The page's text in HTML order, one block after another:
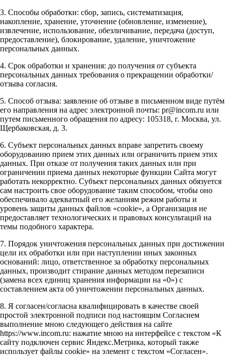
3. Способы обработки: сбор, запись, систематизация,
накопление, хранение, уточнение (обновление, изменение),
извлечение, использование, обезличивание, передача (доступ,
предоставление), блокирование, удаление, уничтожение
персональных данных.
4. Срок обработки и хранения: до получения от субъекта
персональных данных требования о прекращении обработки/
отзыва согласия.
5. Способ отзыва: заявление об отзыве в письменном виде путём
его направления на адрес электронной почты: pr@incom.ru или
путем письменного обращения по адресу: 105318, г. Москва, ул.
Щербаковская, д. 3.
6. Субъект персональных данных вправе запретить своему
оборудованию прием этих данных или ограничить прием этих
данных. При отказе от получения таких данных или при
ограничении приема данных некоторые функции Сайта могут
работать некорректно. Субъект персональных данных обязуется
сам настроить свое оборудование таким способом, чтобы оно
обеспечивало адекватный его желаниям режим работы и
уровень защиты данных файлов «cookie», а Организация не
предоставляет технологических и правовых консультаций на
темы подобного характера.
7. Порядок уничтожения персональных данных при достижении
цели их обработки или при наступлении иных законных
оснований: лицо, ответственное за обработку персональных
данных, производит стирание данных методом перезаписи
(замена всех единиц хранения информации на «0») с
составлением акта об уничтожении персональных данных.
8. Я согласен/согласна квалифицировать в качестве своей
простой электронной подписи под настоящим Согласием
выполнение мною следующего действия на сайте
https://www.incom.ru: нажатие мною на интерфейсе с текстом «К
сайту подключен сервис Яндекс.Метрика, который также
использует файлы cookie» на элемент с текстом «Согласен».